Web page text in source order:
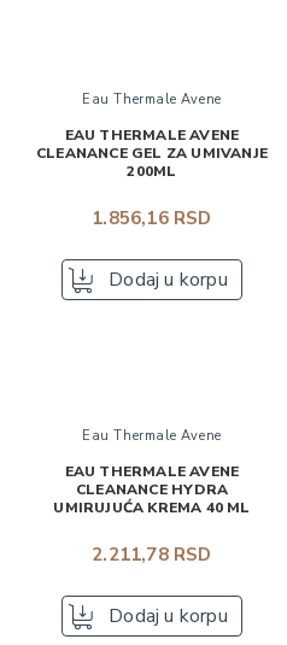
Eau Thermale Avene
EAU THERMALE AVENE
CLEANANCE GEL ZA UMIVANJE
200ML
1.856,16 RSD
Dodaj u korpu
Eau Thermale Avene
EAU THERMALE AVENE
CLEANANCE HYDRA
UMIRUJUĆA KREMA 40 ML
2.211,78 RSD
Dodaj u korpu